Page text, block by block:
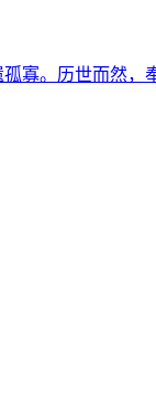
寡。历世而然，